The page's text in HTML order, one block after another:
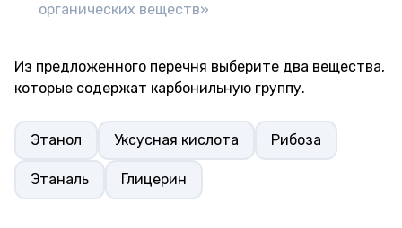
органических веществ»
Из предложенного перечня выберите два вещества,
которые содержат карбонильную группу.
Этанол Уксусная кислота Рибоза
Этаналь Глицерин